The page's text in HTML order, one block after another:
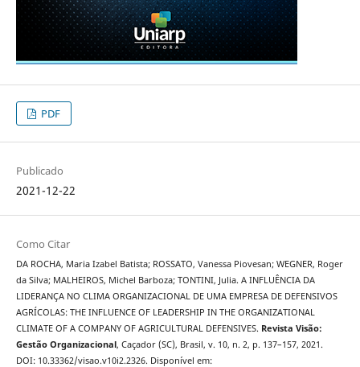
PDF
Publicado
2021-12-22
Como Citar
DA ROCHA, Maria Izabel Batista; ROSSATO, Vanessa Piovesan; WEGNER, Roger
da Silva; MALHEIROS, Michel Barboza; TONTINI, Julia. A INFLUÊNCIA DA
LIDERANÇA NO CLIMA ORGANIZACIONAL DE UMA EMPRESA DE DEFENSIVOS
AGRÍCOLAS: THE INFLUENCE OF LEADERSHIP IN THE ORGANIZATIONAL
CLIMATE OF A COMPANY OF AGRICULTURAL DEFENSIVES. Revista Visão:
Gestão Organizacional, Caçador (SC), Brasil, v. 10, n. 2, p. 137–157, 2021.
DOI: 10.33362/visao.v10i2.2326. Disponível em: